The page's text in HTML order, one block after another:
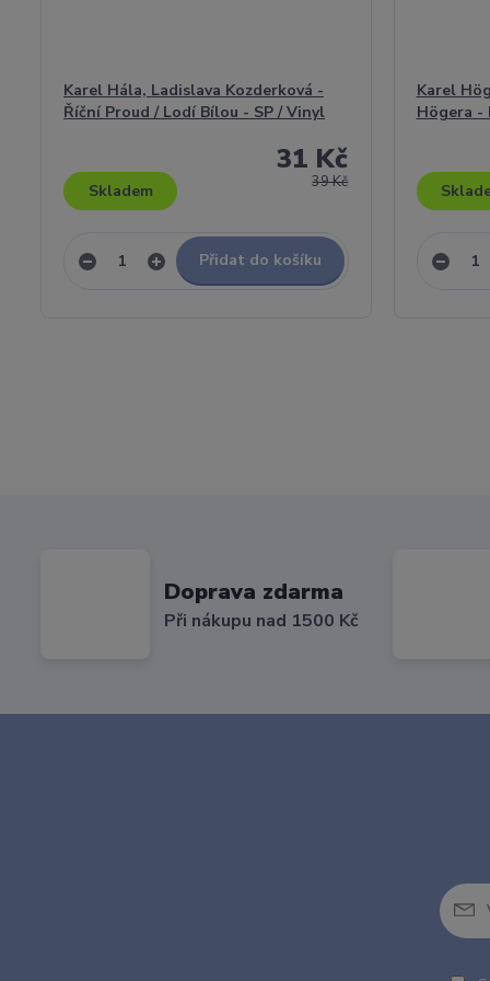
Karel Hála, Ladislava Kozderková -
Říční Proud / Lodí Bílou - SP / Vinyl
39 Kč
31 Kč
Skladem
Přidat do košíku
Karel
Högera -
Doprava zdarma
Při nákupu nad 1500 Kč